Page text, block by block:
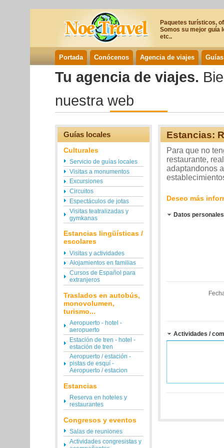
Paquetes turísticos,
Somos su mejor guía
etc..
Portada Conócenos Agencia de viajes
Tu agencia de viajes.
nuestra web
Guías locales
Culturales
Servicio de guías locales
Visitas a monumentos
Excursiones
Circuitos
Espectáculos de jotas
Visitas teatralizadas y
gymkanas
Estancias lingüísticas /
escolares
Visitas y actividades
Alojamientos en familias
Cursos de Español para
extranjeros
Traslados en autobús,
monovolumen,
turismo...
Aeropuerto - hotel -
aeropuerto
Estación de tren - hotel -
estación de tren
Aeropuerto / estación -
pistas de esquí -
Aeropuerto / estacion
Estancias
Reserva en hoteles y
restaurantes
Congresos y eventos
Salas de reuniones
Actividades congresistas y
Estancias:
Para que no
restaurante,
adaptandonos
Deseo más
Datos
Actividades /